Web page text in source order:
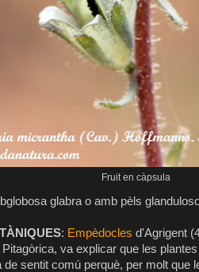
Fruit en càpsula
glabra o amb pèls
: Empèdocles d'Agrigent
va explicar que les
de sentit comú perquè, per molt que